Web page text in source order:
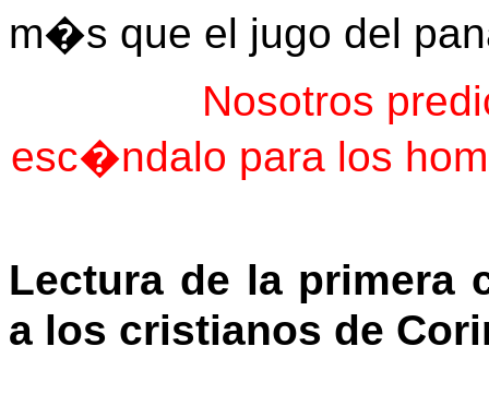
m�s que el jugo del
Nosotros
esc�ndalo para los
Lectura de la primera
a los cristianos de